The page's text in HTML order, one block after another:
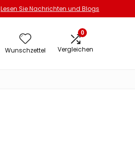
Lesen Sie Nachrichten und Blogs
Wunschzettel
0
Vergleichen